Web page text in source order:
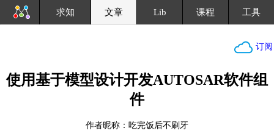
求知 文章 Lib 课程 工具
订阅
使用基于模型设计开发AUTOSAR软件组
件
作者昵称：吃完饭后不刷牙